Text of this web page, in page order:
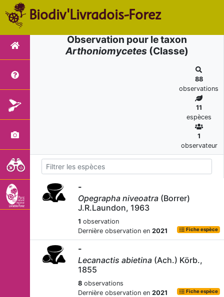
Biodiv'Livradois-Forez
Observation pour le taxon
Arthoniomycetes (Classe)
88
observations
11
espèces
1
observateur
-
Opegrapha niveoatra (Borrer)
J.R.Laundon, 1963
1 observation
Dernière observation en 2021 Fiche espèce
-
Lecanactis abietina (Ach.) Körb.,
1855
8 observations
Dernière observation en 2021 Fiche espèce